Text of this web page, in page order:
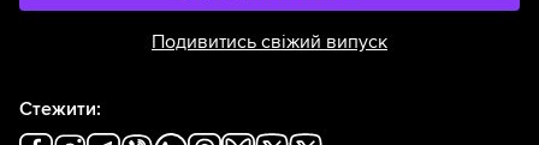
Подивитись свіжий випуск
Стежити: